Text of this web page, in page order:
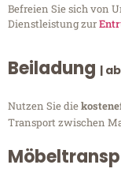
Befreien Sie sich von
Dienstleistung zur
Beiladung |
Nutzen Sie die
Transport zwischen